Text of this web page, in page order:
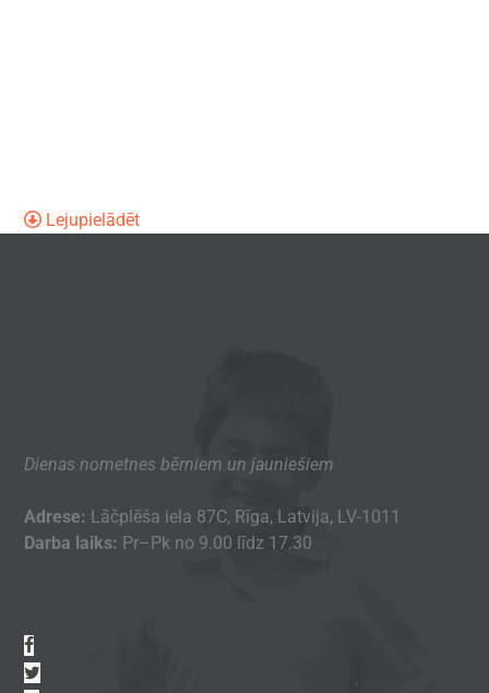
Lejupielādēt
Dienas nometnes bērniem un jauniešiem
Adrese: Lāčplēša iela 87C, Rīga, Latvija, LV-1011
Darba laiks: Pr–Pk no 9.00 līdz 17.30